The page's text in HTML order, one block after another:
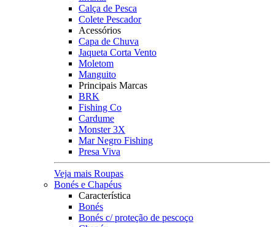
Calça de Pesca
Colete Pescador
Acessórios
Capa de Chuva
Jaqueta Corta Vento
Moletom
Manguito
Principais Marcas
BRK
Fishing Co
Cardume
Monster 3X
Mar Negro Fishing
Presa Viva
Veja mais Roupas
Bonés e Chapéus
Característica
Bonés
Bonés c/ proteção de pescoço